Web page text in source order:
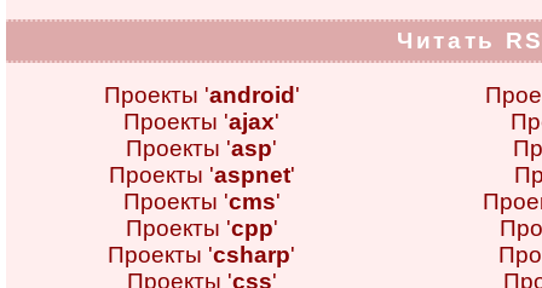
Читать
Проекты 'android '
Проекты 'ajax'
Проекты 'asp'
Проекты 'aspnet'
Проекты 'cms'
Проекты 'cpp'
Проекты 'csharp'
Проекты 'css'